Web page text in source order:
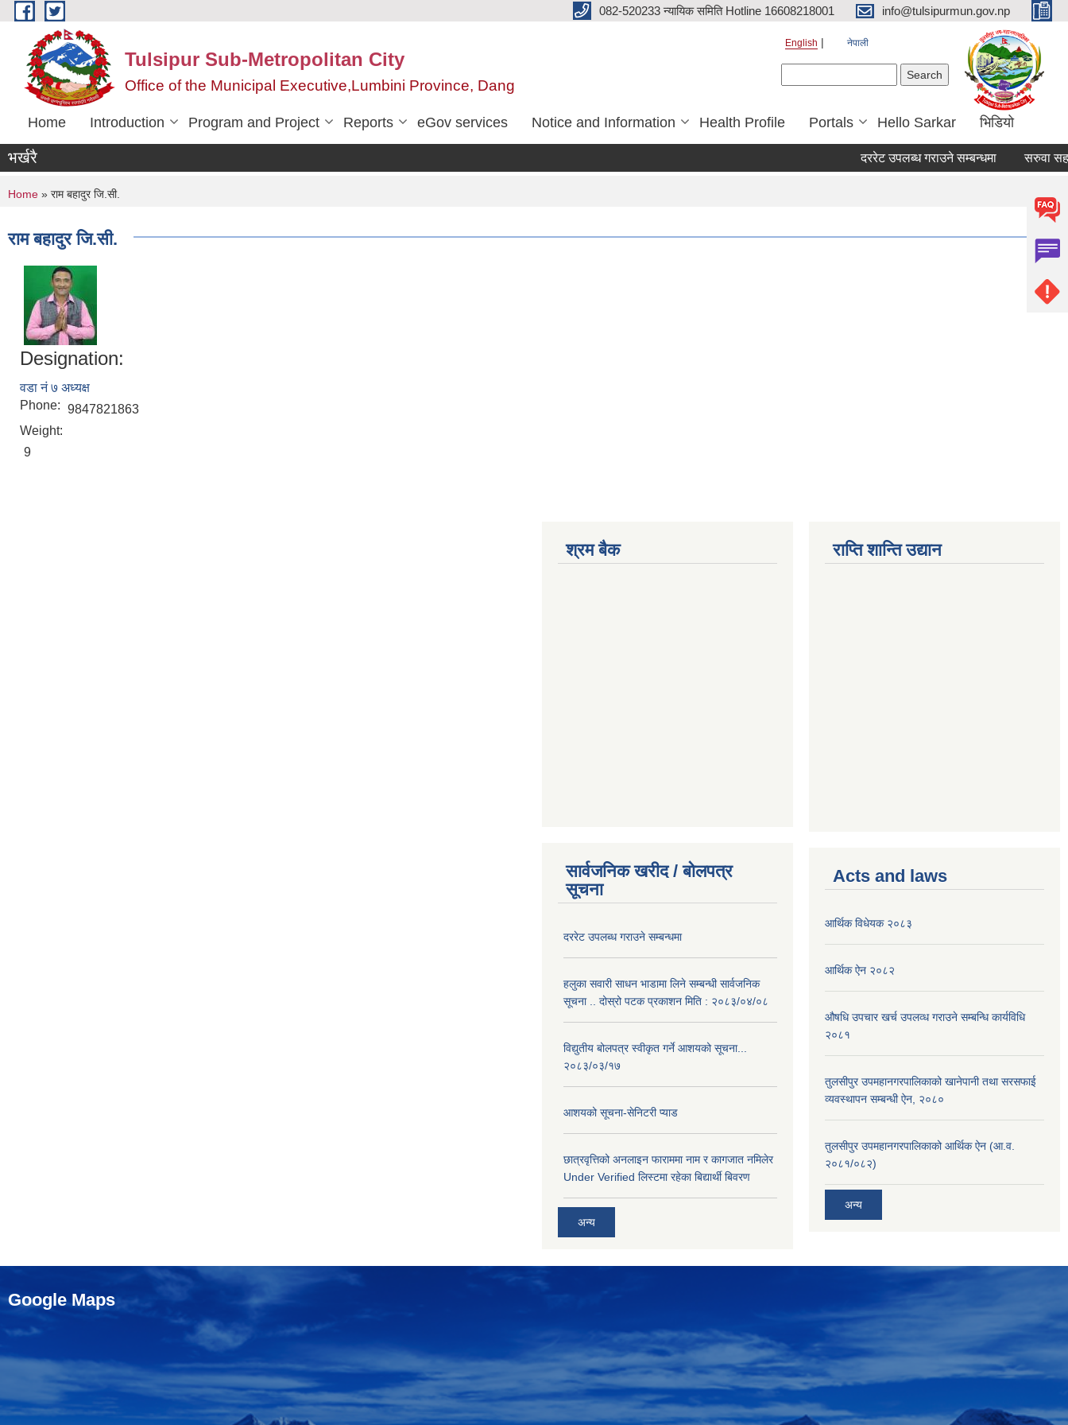
Skip to main content 082-520233 न्यायिक समिति Hotline 16608218001 info@tulsipurmun.gov.np
Tulsipur Sub-Metropolitan City
Office of the Municipal Executive,Lumbini Province, Dang
English नेपाली
Home Introduction Program and Project Reports eGov services Notice and Information Health Profile Portals Hello Sarkar भिडियो
भर्खरै दररेट उपलब्ध गराउने सम्बन्धमा सरुवा
You are here
Home » राम बहादुर जि‍.सी.
राम बहादुर जि‍.सी.
Designation:
वडा नं ७ अध्यक्ष
Phone: 9847821863
Weight:
9
श्रम बैक
सार्वजनिक खरीद / बोलपत्र
सूचना
दररेट उपलब्ध गराउने सम्बन्धमा
हलुका सवारी साधन भाडामा लिने सम्बन्धी सार्वजनिक
सूचना .. दोस्रो पटक प्रकाशन मिति : २०८३/०४/०८
विद्युतीय बोलपत्र स्वीकृत गर्ने आशयको सूचना...
२०८३/०३/१७
आशयको सूचना-सेनिटरी प्याड
छात्रवृत्तिको अनलाइन फाराममा नाम र कागजात नमिलेर
Under Verified लिस्टमा रहेका बिद्यार्थी बिवरण
अन्य
राप्ति शान्ति उद्यान
Acts and laws
आर्थिक विधेयक २०८३
आर्थिक ऐन २०८२
औषधि उपचार खर्च उपलव्ध गराउने सम्बन्धि कार्यविधि
२०८१
तुलसीपुर उपमहानगरपालिकाको खानेपानी तथा सरसफाई
व्यवस्थापन सम्बन्धी ऐन, २०८०
तुलसीपुर उपमहानगरपालिकाको आर्थिक ऐन (आ.व.
२०८१/०८२)
अन्य
Google Maps